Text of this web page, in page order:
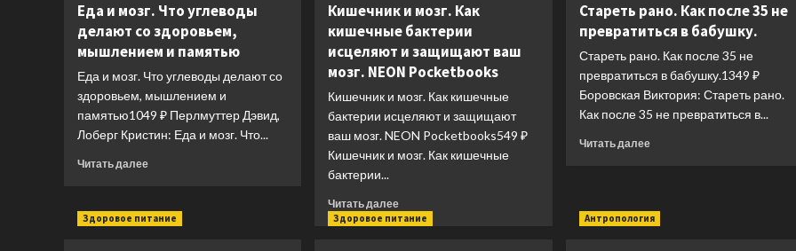
Еда и мозг. Что углеводы
делают со здоровьем,
мышлением и памятью
Еда и мозг. Что углеводы делают со
здоровьем, мышлением и
памятью1049 ₽ Перлмуттер Дэвид,
Лоберг Кристин: Еда и мозг. Что...
Читать далееПрочитать
Еда
и
Кишечник и мозг. Как
кишечные бактерии
исцеляют и защищают ваш
мозг. NEON Pocketbooks
Кишечник и мозг. Как кишечные
бактерии исцеляют и защищают
ваш мозг. NEON Pocketbooks549 ₽
Кишечник и мозг. Как кишечные
бактерии...
Читать далееПрочитать
больше
Стареть рано. Как после 35 не
превратиться в бабушку.
Стареть рано. Как после 35 не
превратиться в бабушку.1349 ₽
Боровская Виктория: Стареть рано.
Как после 35 не превратиться в...
Читать далееПрочитать
рано.
Как
Здоровое питание Здоровое питание Антропология